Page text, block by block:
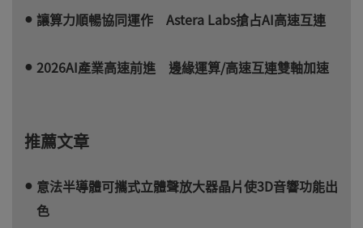
讓算力順暢協同運作 Astera Labs搶占AI高速互連
2026AI產業高速前進 邊緣運算/高速互連雙軸加速
推薦文章
意法半導體可攜式立體聲放大器晶片使3D音響功能出
色